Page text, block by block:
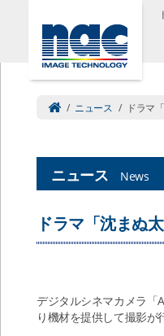
/ ニュース / ドラマ
ニュース News
ドラマ「沈まぬ
デジタルシネマカメラ「
り機材を提供して撮影が